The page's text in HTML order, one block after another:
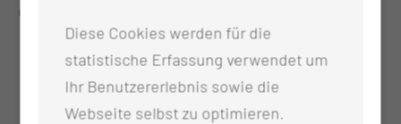
des
Diese Cookies werden für die
statistische Erfassung verwendet um
Ihr Benutzererlebnis sowie die
Webseite selbst zu optimieren.